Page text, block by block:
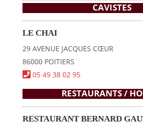
CAVISTES
LE CHAI
29 AVENUE JACQUES CŒUR
86000 POITIERS
05 49 38 02 95
RESTAURANTS /
RESTAURANT BERNARD